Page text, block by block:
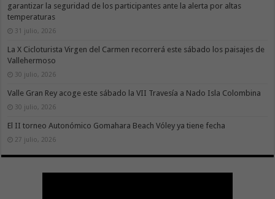
garantizar la seguridad de los participantes ante la alerta por altas
temperaturas
31 julio, 2026
La X Cicloturista Virgen del Carmen recorrerá este sábado los paisajes de
Vallehermoso
30 julio, 2026
Valle Gran Rey acoge este sábado la VII Travesía a Nado Isla Colombina
30 julio, 2026
El II torneo Autonómico Gomahara Beach Vóley ya tiene fecha
27 julio, 2026